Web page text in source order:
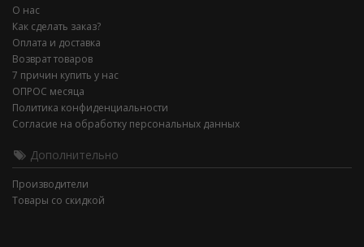
О нас
Как сделать заказ?
Оплата и доставка
Возврат товаров
7 причин купить у нас
ОПРОС месяца
Политика конфиденциальности
Согласие на обработку персональных данных
Дополнительно
Производители
Товары со скидкой